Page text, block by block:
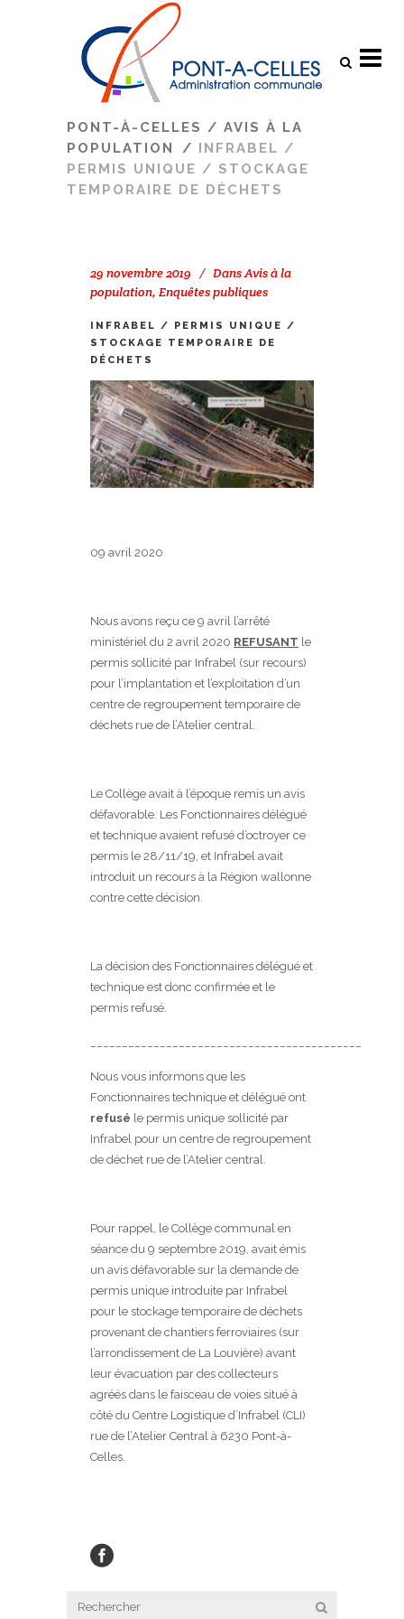
PONT-À-CELLES / AVIS À LA
POPULATION
/ INFRABEL /
PERMIS UNIQUE / STOCKAGE
TEMPORAIRE DE DÉCHETS
29 novembre 2019 DansAvis à la
population, Enquêtes publiques
INFRABEL / PERMIS UNIQUE /
STOCKAGE TEMPORAIRE DE
DÉCHETS
09 avril 2020
Nous avons reçu ce 9 avril l’arrêté
ministériel du 2 avril 2020 REFUSANT le
permis sollicité par Infrabel (sur recours)
pour l’implantation et l’exploitation d’un
centre de regroupement temporaire de
déchets rue de l’Atelier central.
Le Collège avait à l’époque remis un avis
défavorable. Les Fonctionnaires délégué
et technique avaient refusé d’octroyer ce
permis le 28/11/19, et Infrabel avait
introduit un recours à la Région wallonne
contre cette décision.
La décision des Fonctionnaires délégué et
technique est donc confirmée et le
permis refusé.
Nous vous informons que les
Fonctionnaires technique et délégué ont
refusé le permis unique sollicité par
Infrabel pour un centre de regroupement
de déchet rue de l’Atelier central.
Pour rappel, le Collège communal en
séance du 9 septembre 2019, avait émis
un avis défavorable sur la demande de
permis unique introduite par Infrabel
pour le stockage temporaire de déchets
provenant de chantiers ferroviaires (sur
l’arrondissement de La Louvière) avant
leur évacuation par des collecteurs
agréés dans le faisceau de voies situé à
côté du Centre Logistique d’Infrabel (CLI)
rue de l’Atelier Central à 6230 Pont-à-
Celles.